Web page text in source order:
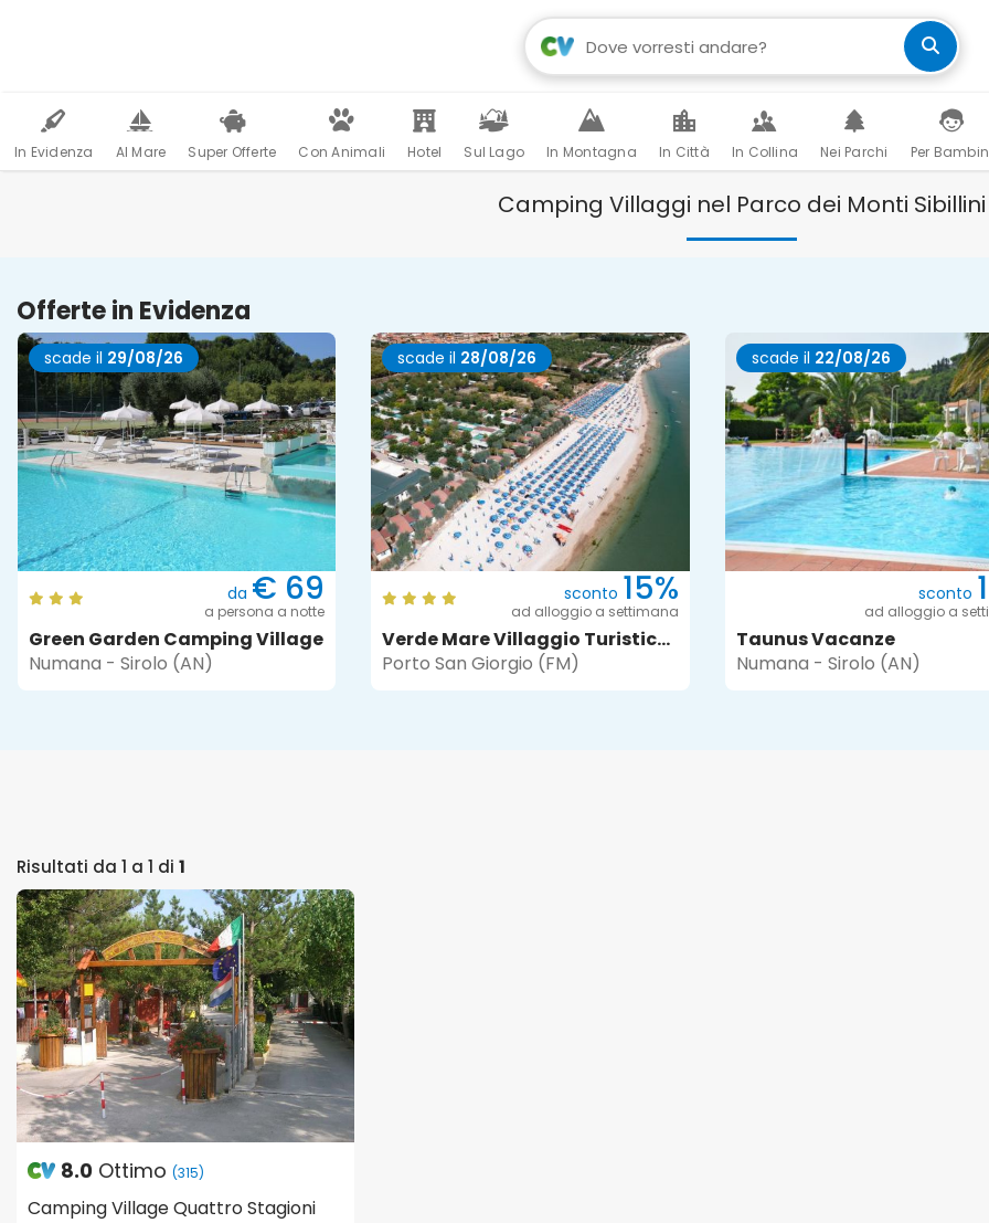
In Evidenza Al Mare Super Offerte Con Animali Hotel Sul Lago In Montagna In Città In Collina Nei Parchi Per
Camping Villaggi nel Parco dei Monti Sibillini
Offerte in Evidenza
Green Garden Camping Village
Numana - Sirolo (AN)
da € 69
a persona a notte
scade il 29/08/26
Verde Mare Villaggio Turistico Camping
Porto San Giorgio (FM)
sconto 15%
ad alloggio a settimana
scade il 28/08/26
Taunus Vacanze
Numana - Sirolo (AN)
sconto
ad alloggio a
scade il 22/08/26
Risultati da 1 a 1 di 1
8.0 Ottimo (315)
Camping Village Quattro Stagioni